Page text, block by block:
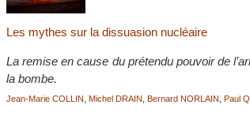
Les mythes sur la dissuasion nucléaire
La remise en cause du prétendu pouvoir de
la bombe.
Jean-Marie COLLIN Michel DRAIN Bernard NORLAIN Paul